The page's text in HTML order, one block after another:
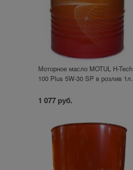
Моторное масло MOTUL H-Tech
100 Plus 5W-30 SP в розлив 1л.
1 077 руб.